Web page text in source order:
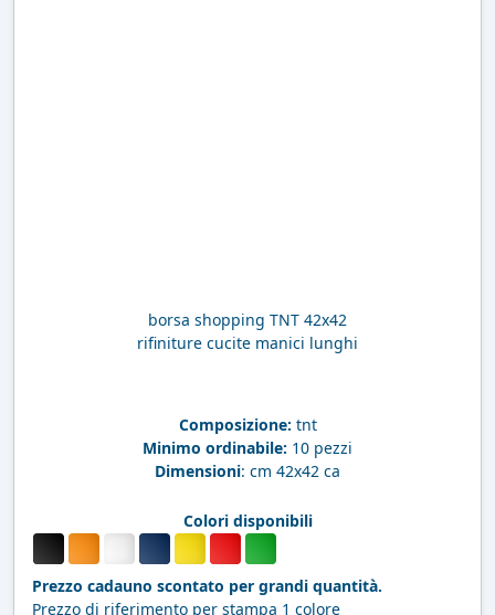
borsa shopping TNT 42x42
rifiniture cucite manici lunghi
Composizione: tnt
Minimo ordinabile: 10 pezzi
Dimensioni: cm 42x42 ca
Colori disponibili
Prezzo cadauno scontato per grandi quantità.
Prezzo di riferimento per stampa 1 colore